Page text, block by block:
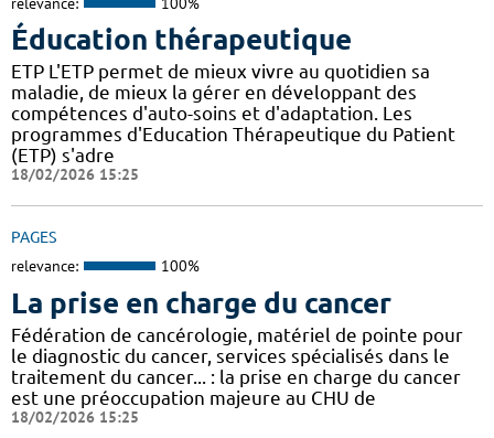
Éducation thérapeutique
ETP L'ETP permet de mieux vivre au quotidien sa
maladie, de mieux la gérer en développant des
compétences d'auto-soins et d'adaptation. Les
programmes d'Education Thérapeutique du Patient
(ETP) s'adre
18/02/2026 15:25
PAGES
relevance: 100%
La prise en charge du cancer
Fédération de cancérologie, matériel de pointe pour
le diagnostic du cancer, services spécialisés dans le
traitement du cancer... : la prise en charge du cancer
est une préoccupation majeure au CHU de
18/02/2026 15:25